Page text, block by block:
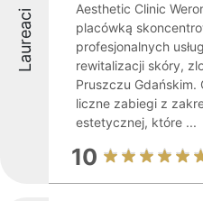
Laureaci
Aesthetic Clinic
placówką
profesjonalnych
rewitalizacji skóry,
Pruszczu Gdańskim.
liczne zabiegi z
estetycznej, które ...
10